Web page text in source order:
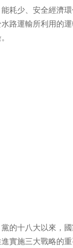
能耗少、安全經濟
水路運輸所利用的
黨的十八大以來，
進實施三大戰略的